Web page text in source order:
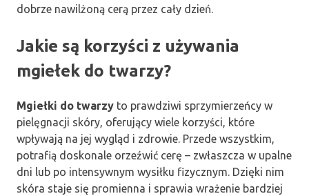
dobrze nawilżoną cerą przez cały dzień.
Jakie są korzyści z używania
mgiełek do twarzy?
Mgiełki do twarzy to prawdziwi sprzymierzeńcy w
pielęgnacji skóry, oferujący wiele korzyści, które
wpływają na jej wygląd i zdrowie. Przede wszystkim,
potrafią doskonale orzeźwić cerę – zwłaszcza w upalne
dni lub po intensywnym wysiłku fizycznym. Dzięki nim
skóra staje się promienna i sprawia wrażenie bardziej